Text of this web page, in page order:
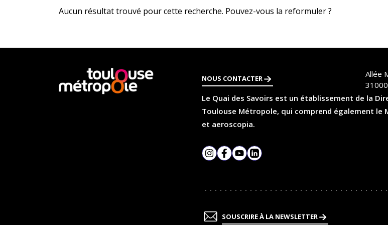
Aucun résultat trouvé pour cette recherche. Pouvez-vous la reformuler ?
En
savoir
plus
NOUS CONTACTER
Allée
31000
Le Quai des Savoirs est un établissement de la
Toulouse Métropole, qui comprend également le
et aeroscopia.
Instagram
Facebook
YouTubeLinkedIn
SOUSCRIRE À LA NEWSLETTER